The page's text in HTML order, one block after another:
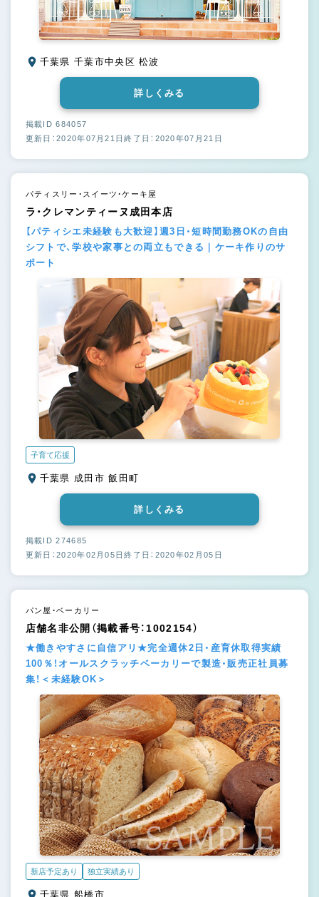
千葉県 千葉市中央区 松波
詳しくみる
掲載ID 684057
更新日：2020年07月21日終了日：2020年07月21日
パティスリー・スイーツ・ケーキ屋
ラ・クレマンティーヌ成田本店
【パティシエ未経験も大歓迎】週3日・短時間勤務OKの自由
シフトで、学校や家事との両立もできる｜ケーキ作りのサ
ポート
子育て応援
千葉県 成田市 飯田町
詳しくみる
掲載ID 274685
更新日：2020年02月05日終了日：2020年02月05日
パン屋・ベーカリー
店舗名非公開（掲載番号：1002154）
★働きやすさに自信アリ★完全週休2日・産育休取得実績
100％！オールスクラッチベーカリーで製造・販売正社員募
集！＜未経験OK＞
新店予定あり 独立実績あり
千葉県 船橋市